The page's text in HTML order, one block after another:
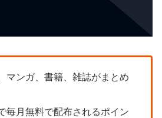
マンガ、書籍、雑誌がまとめ
毎月無料で配布されるポイン